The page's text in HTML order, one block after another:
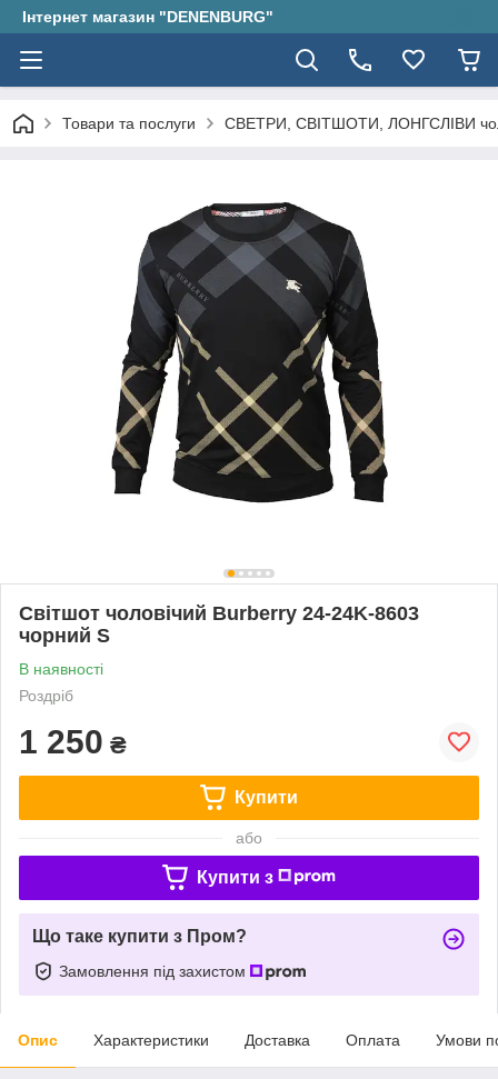
Інтернет магазин "DENENBURG"
Товари та послуги СВЕТРИ, СВІТШОТИ, ЛОНГСЛІВИ
Світшот чоловічий Burberry 24-24K-8603
чорний S
В наявності
Роздріб
1 250 ₴
Купити
або
Купити з
Що таке купити з Пром?
Замовлення під захистом
Опис Характеристики Доставка Оплата Умови